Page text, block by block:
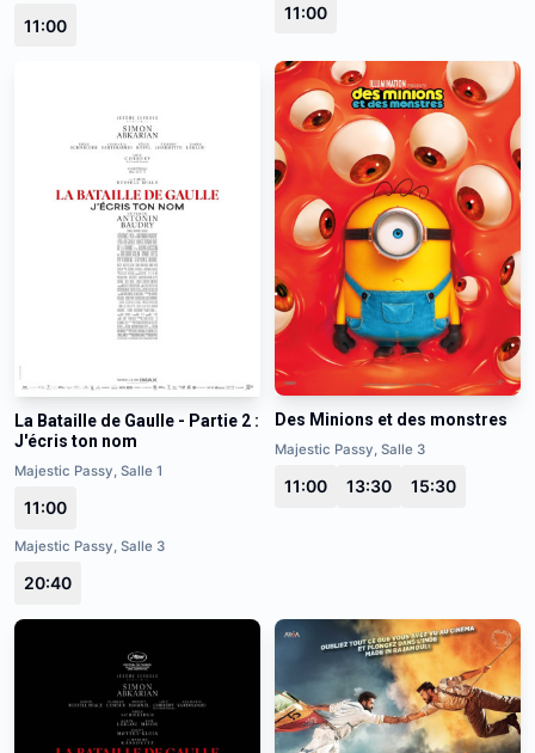
11:00
11:00
La Bataille de Gaulle - Partie 2 :
J'écris ton nom
Majestic Passy, Salle 1
11:00
Majestic Passy, Salle 3
20:40
Des Minions et des monstres
Majestic Passy, Salle 3
11:00 13:30 15:30